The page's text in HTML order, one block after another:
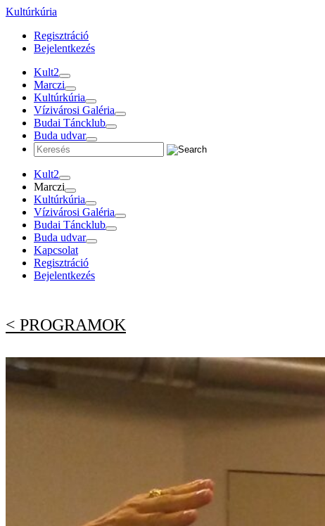
Tovább
tartalomra
Kultúrkúria
Regisztráció
Bejelentkezés
Kult2
Marczi
Kultúrkúria
Vízivárosi Galéria
Budai Táncklub
Buda udvar
Kult2
Marczi
Kultúrkúria
Vízivárosi Galéria
Budai Táncklub
Buda udvar
Kapcsolat
Regisztráció
Bejelentkezés
< PROGRAMOK